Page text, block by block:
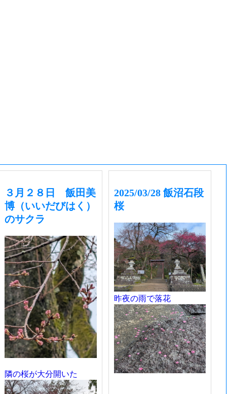
３月２８日 飯田美
博（いいだびはく）
のサクラ
隣の桜が大分開いた
2025/03/28 飯沼石段
桜
昨夜の雨で落花